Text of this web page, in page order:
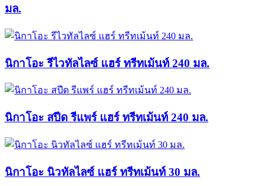
มล.
นิกาโอะ รีไวทัลไลซ์ แฮร์ ทรีทเม้นท์ 240 มล.
นิกาโอะ สปีด รีแพร์ แฮร์ ทรีทเม้นท์ 240 มล.
นิกาโอะ นิวทัลไลซ์ แฮร์ ทรีทเม้นท์ 30 มล.